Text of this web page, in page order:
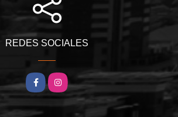
REDES SOCIALES
FacebookInstagram